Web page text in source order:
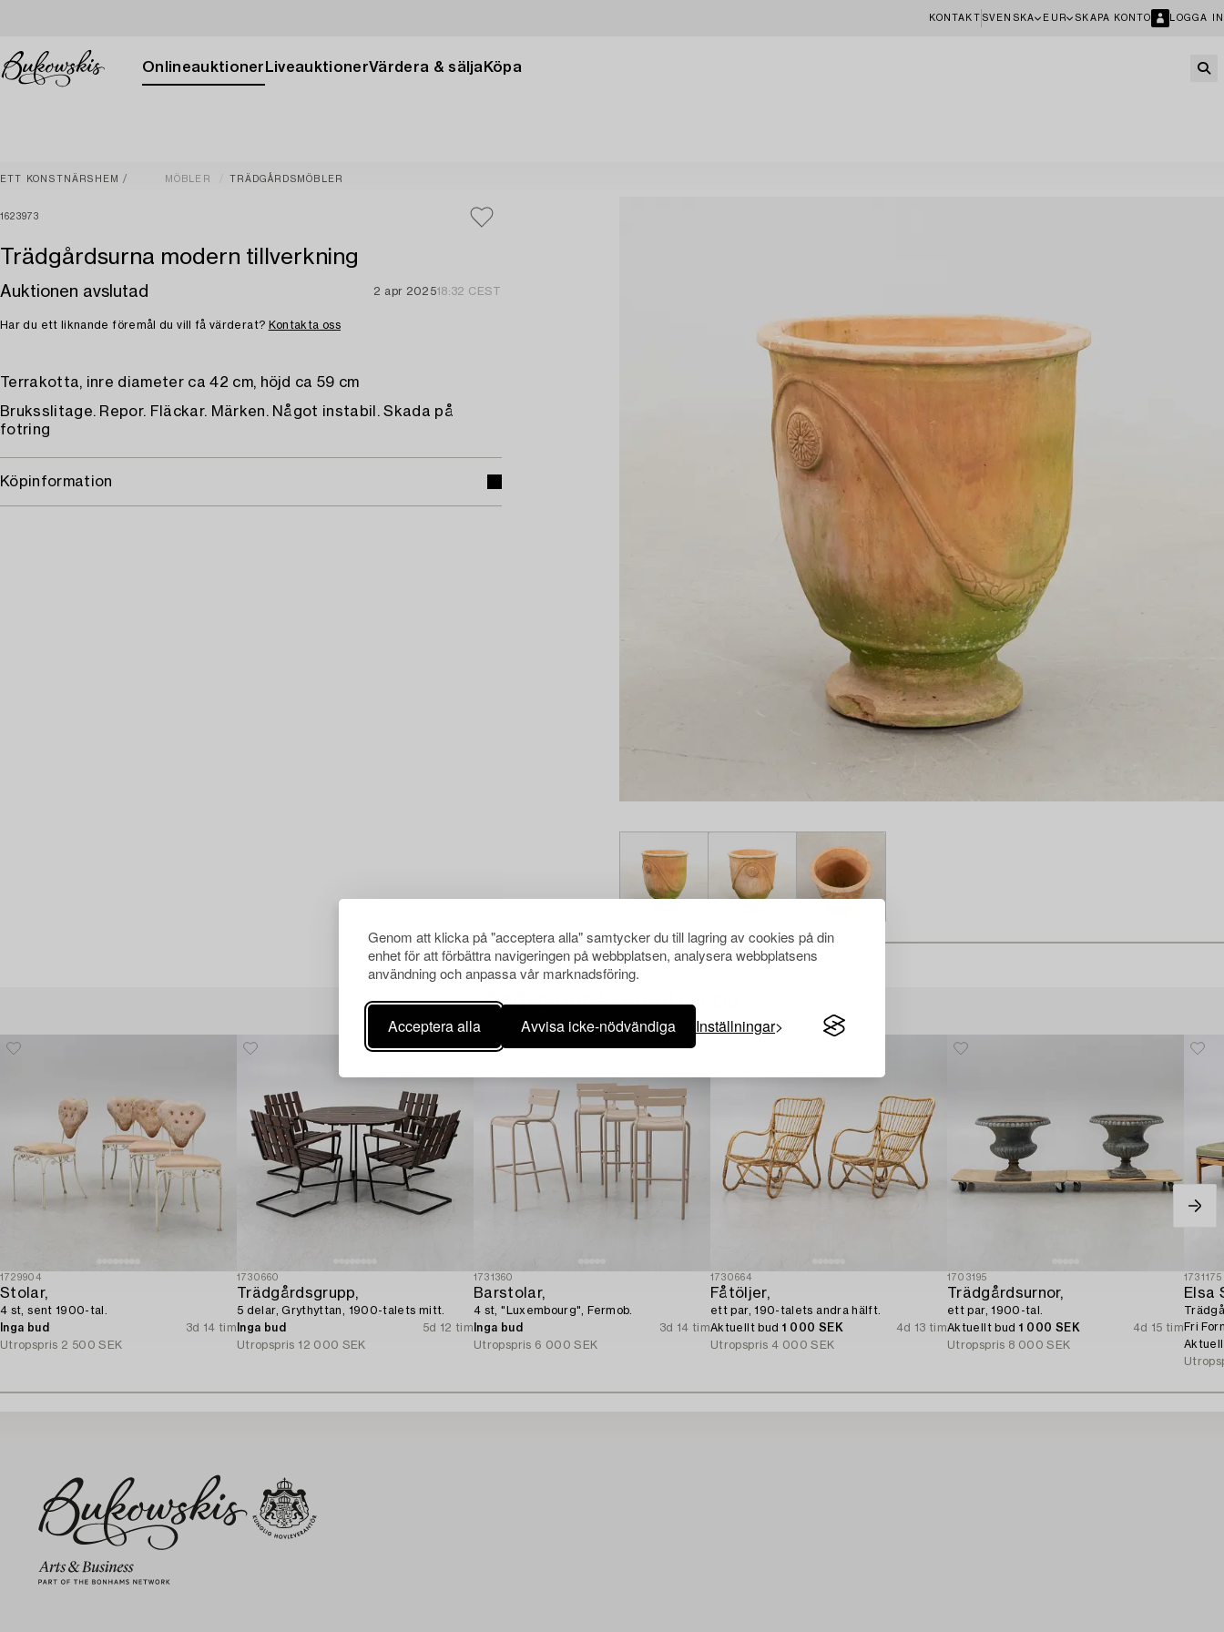
Genom att klicka på "acceptera alla" samtycker du till lagring av cookies på din
enhet för att förbättra navigeringen på webbplatsen, analysera webbplatsens
användning och anpassa vår marknadsföring.
Acceptera alla Avvisa icke-nödvändiga Inställningar
KONTAKT SVENSKA EUR SKAPA KONTO LOGGA IN
Onlineauktioner LiveauktionerVärdera & sälja Köpa
ETT KONSTNÄRSHEM MÖBLER TRÄDGÅRDSMÖBLER
1623973
Trädgårdsurna modern tillverkning
Auktionen avslutad 2 apr 202518:32 CEST
Har du ett liknande föremål du vill få värderat? Kontakta oss
Terrakotta, inre diameter ca 42 cm, höjd ca 59 cm
Bruksslitage. Repor. Fläckar. Märken. Något instabil. Skada på
fotring
Köpinformation
Andra har även tittat på
1729904
Stolar,
4 st, sent 1900-tal.
Inga bud
3d 14 tim
Utropspris 2 500 SEK
1730660
Trädgårdsgrupp,
5 delar, Grythyttan, 1900-talets mitt.
Inga bud
5d 12 tim
Utropspris 12 000 SEK
1731360
Barstolar,
4 st, "Luxembourg", Fermob.
Inga bud
3d 14 tim
Utropspris 6 000 SEK
1730664
Fåtöljer,
ett par, 190-talets andra hälft.
Aktuellt bud 1 000 SEK
4d 13 tim
Utropspris 4 000 SEK
1703195
Trädgårdsurnor,
ett par, 1900-tal.
Aktuellt bud 1 000 SEK
4d 15 tim
Utropspris 8 000 SEK
1731175
Elsa
Fri